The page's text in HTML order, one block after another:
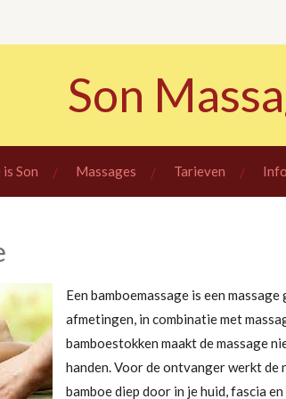
Son
Son Massages Tarieven
Een bamboemassage is een
afmetingen, in combinatie met
bamboestokken maakt de massage
handen. Voor de ontvanger werkt de
bamboe diep door in je huid, fascia